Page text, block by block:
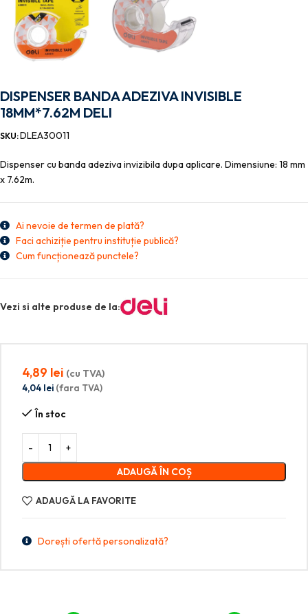
DISPENSER BANDA ADEZIVA INVISIBLE
18MM*7.62M DELI
SKU:DLEA30011
Dispenser cu banda adeziva invizibila dupa aplicare. Dimensiune: 18 mm
x 7.62m.
Ai nevoie de termen de plată?
Faci achiziție pentru instituție publică?
Cum funcționează punctele?
Vezi si alte produse de la:
4,89 lei (cu TVA)
4,04 lei (fara TVA)
În stoc
ADAUGĂ ÎN COȘ
ADAUGĂ LA FAVORITE
Dorești ofertă personalizată?